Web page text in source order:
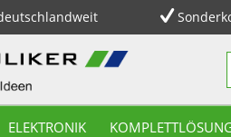
ELEKTRONIK